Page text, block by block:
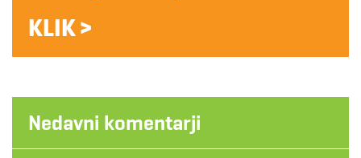
KLIK >
Nedavni komentarji